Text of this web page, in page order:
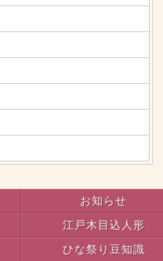
お知らせ
江戸木目込人形
ひな祭り豆知識